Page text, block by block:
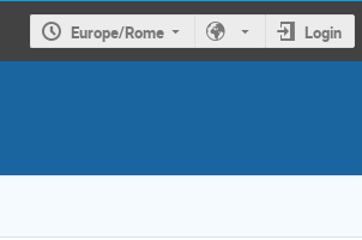
Europe/Rome Login